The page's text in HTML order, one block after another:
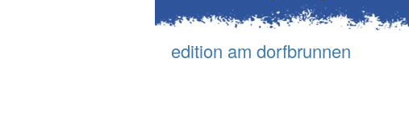
edition am dorfbrunnen